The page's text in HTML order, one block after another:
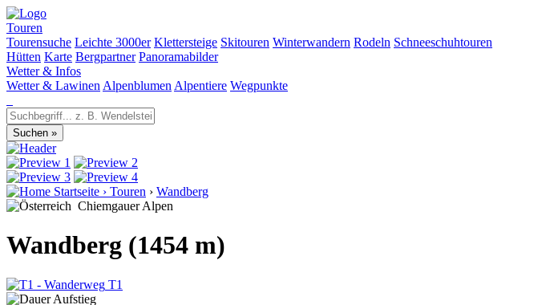
Touren
Tourensuche Leichte 3000er Klettersteige Skitouren Winterwandern Rodeln Schneeschuhtouren
Hütten Karte Bergpartner Panoramabilder
Wetter & Infos
Wetter & Lawinen Alpenblumen Alpentiere Wegpunkte
Startseite › Touren › Wandberg
Chiemgauer Alpen
Wandberg (1454 m)
T1